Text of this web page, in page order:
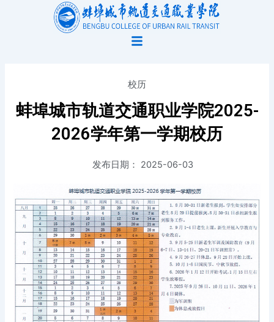
校历
蚌埠城市轨道交通职业学院2025-
2026学年第一学期校历
发布日期： 2025-06-03